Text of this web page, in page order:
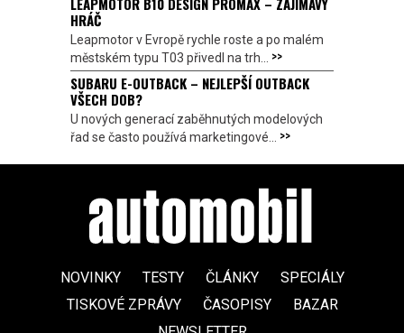
HRÁČ
Leapmotor v Evropě rychle roste a po malém
městském typu T03 přivedl na trh... >>
SUBARU E-OUTBACK – NEJLEPŠÍ OUTBACK
VŠECH DOB?
U nových generací zaběhnutých modelových
řad se často používá marketingové... >>
NOVINKY TESTY ČLÁNKY
SPECIÁLY
TISKOVÉ ZPRÁVY
ČASOPISY
BAZAR